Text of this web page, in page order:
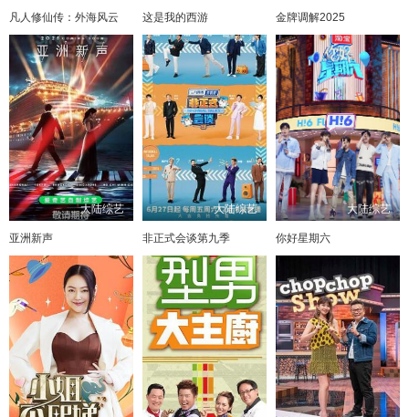
凡人修仙传：外海风云 这是我的西游 金牌调解2025
大陆综艺
亚洲新声
大陆综艺
非正式会谈第九季
大陆综艺
你好星期六